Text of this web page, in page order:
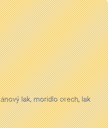
lak, moridlo orech, lak